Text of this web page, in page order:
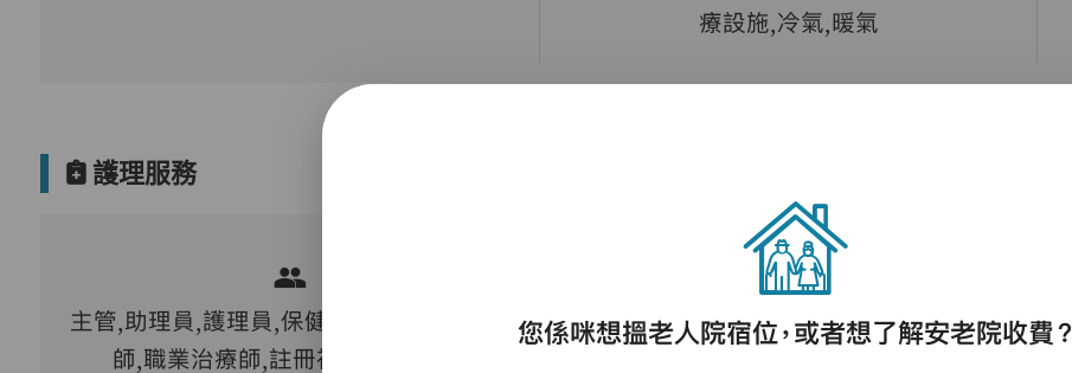
療設施,冷氣,暖氣
護理服務
主管,助理員,護理員,保健員,護士,物理治療
師,職業治療師,註冊社工,到診醫生
護理評估、執藥、核派藥、量度生命表徵、協
您係咪想搵老人院宿位，或者想了解安老院收費？